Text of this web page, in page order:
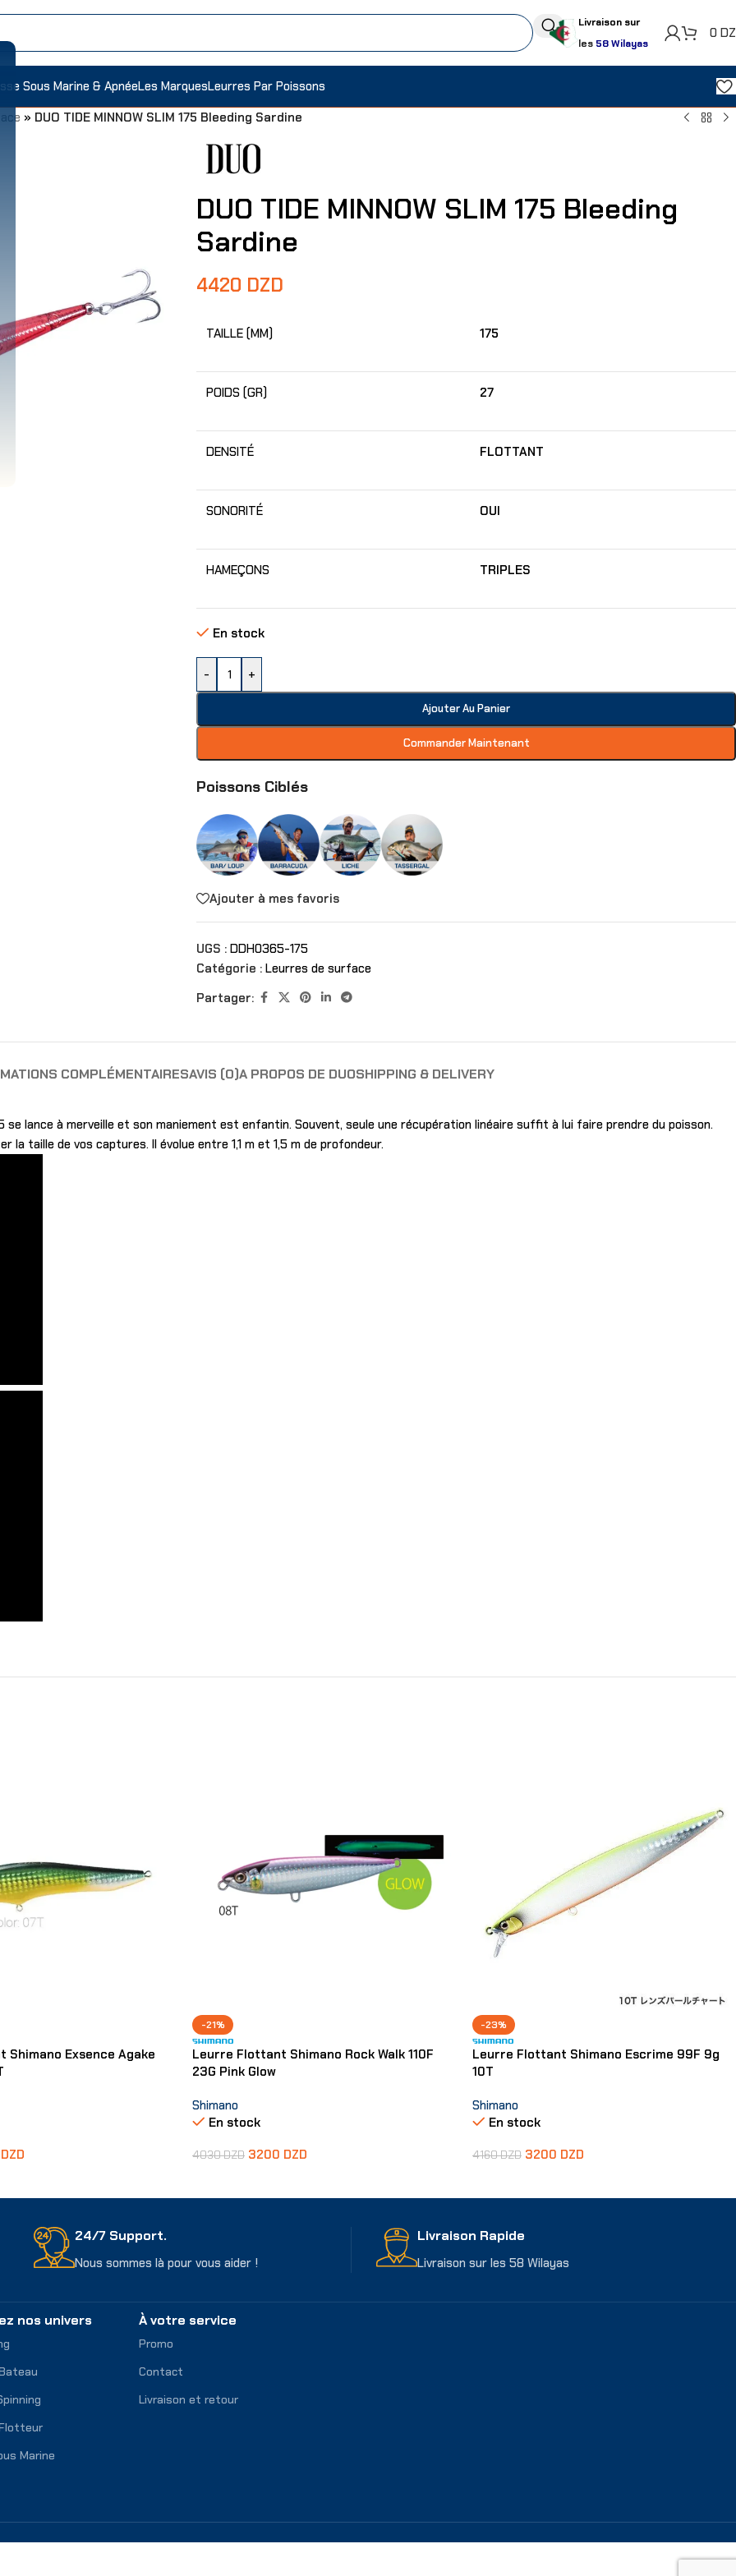
Livraison sur
les 58 Wilayas
0
Sous Marine & ApnéeLes MarquesLeurres Par Poissons
» DUO TIDE MINNOW SLIM 175 Bleeding Sardine
DUO TIDE MINNOW SLIM 175 Bleeding
Sardine
4420 DZD
TAILLE (MM) 175
POIDS (GR) 27
DENSITÉ FLOTTANT
SONORITÉ OUI
HAMEÇONS TRIPLES
En stock
- +
Ajouter Au Panier
Commander Maintenant
Poissons Ciblés
Ajouter à mes favoris
UGS : DDH0365-175
Catégorie : Leurres de surface
Partager:
COMPLÉMENTAIRESAVIS (0)A PROPOS DE DUOSHIPPING & DELIVERY
se lance à merveille et son maniement est enfantin. Souvent, seule une récupération linéaire suffit à lui faire prendre du poisson.
taille de vos captures. Il évolue entre 1,1 m et 1,5 m de profondeur.
Exsence Agake
DZD
-21%
Leurre Flottant Shimano Rock Walk 110F
23G Pink Glow
Shimano
En stock
4030DZD 3200 DZD
-23%
Leurre Flottant Shimano Escrime 99F 9g
10T
Shimano
En stock
4160DZD 3200 DZD
24/7 Support.
Nous sommes là pour vous aider !
Livraison Rapide
Livraison sur les 58 Wilayas
nos univers
Marine
À votre service
Promo
Contact
Livraison et retour